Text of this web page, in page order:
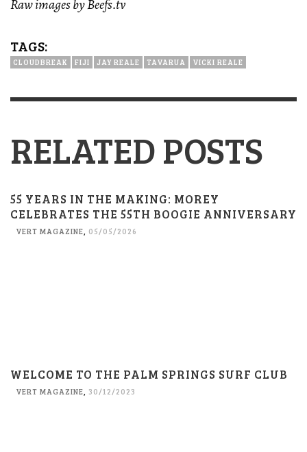
Raw images by Beefs.tv
TAGS:
CLOUDBREAK FIJI JAY REALE TAVARUA VICKI REALE
RELATED POSTS
55 YEARS IN THE MAKING: MOREY
CELEBRATES THE 55TH BOOGIE ANNIVERSARY
VERT MAGAZINE 05/05/2026
WELCOME TO THE PALM SPRINGS SURF CLUB
VERT MAGAZINE, 30/12/2023